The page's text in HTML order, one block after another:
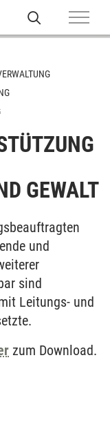
GEWALT
und
sind
Leitungs- und
zum Download.